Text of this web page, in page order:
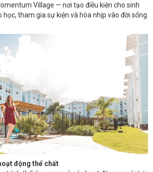
Village — nơi tạo điều kiện cho sinh
học, tham gia sự kiện và hòa nhịp vào đời sống
động thể chất